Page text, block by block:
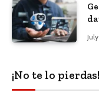
¡No te lo pierdas!